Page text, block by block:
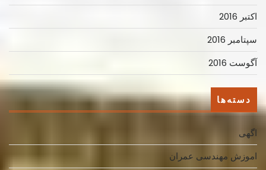
اکتبر 2016
سپتامبر 2016
آگوست 2016
دسته‌ها
اگهی
اموزش مهندسی عمران